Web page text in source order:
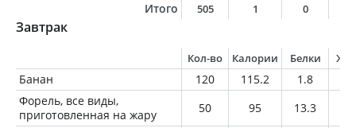
Итого
505 1 0
Завтрак
Кол-во Калории Белки
Банан 120 115.2 1.8
Форель, все виды,
приготовленная на жару
50 95 13.3